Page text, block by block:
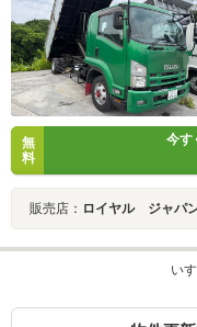
無
料
今す
販売店： ロイヤル ジャパ
い